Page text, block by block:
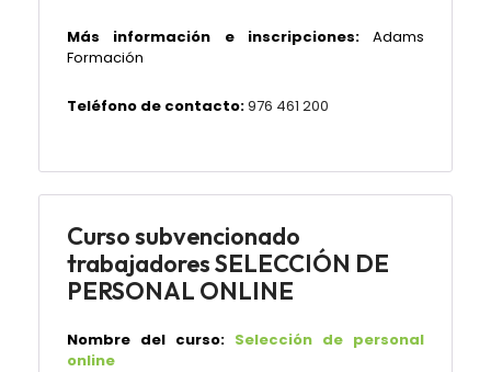
Más información e inscripciones:
Adams
Formación
Teléfono de contacto:976 461 200
Curso subvencionado
trabajadores SELECCIÓN DE
PERSONAL ONLINE
Nombre del curso: Selección de personal
online